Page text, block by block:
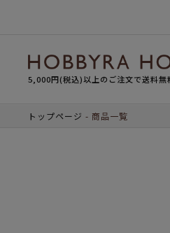
5,000円(税込)以上のご注文で送料無
トップページ 商品一覧